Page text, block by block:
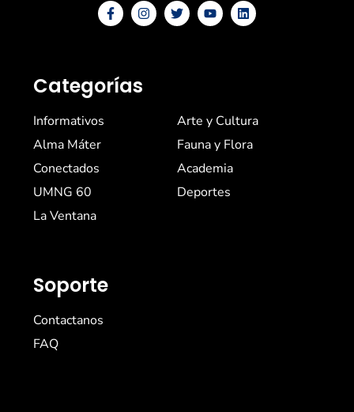
Categorías
Informativos
Alma Máter
Conectados
UMNG 60
La Ventana
Arte y Cultura
Fauna y Flora
Academia
Deportes
Soporte
Contactanos
FAQ